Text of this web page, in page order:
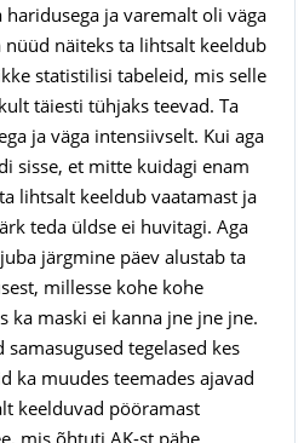
ja varemalt oli väga
nüüd näiteks ta lihtsalt keeldub
statistilisi tabeleid, mis selle
täiesti tühjaks teevad. Ta
ja väga intensiivselt. Kui aga
sisse, et mitte kuidagi enam
lihtsalt keeldub vaatamast ja
teda üldse ei huvitagi. Aga
järgmine päev alustab ta
millesse kohe kohe
ka maski ei kanna jne jne jne.
tegelased kes
ka muudes teemades ajavad
keelduvad pööramast
mis õhtuti AK-st pähe